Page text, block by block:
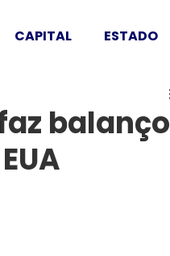
CAPITAL ESTADO
balanço